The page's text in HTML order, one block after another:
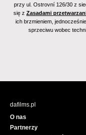
przy ul. Ostrovní 126/30 z
się z Zasadami
ich brzmieniem,
sprzeciwu wobec
dafilms.pl
O nas
Partnerzy